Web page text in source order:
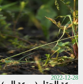
2022-12-28